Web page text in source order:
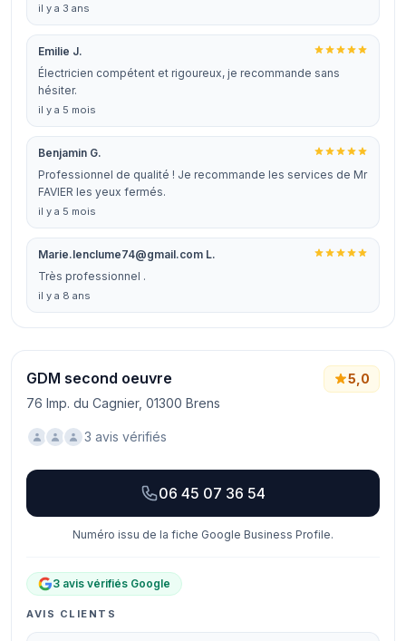
il y a 3 ans
Emilie J.
Électricien compétent et rigoureux, je recommande sans
hésiter.
il y a 5 mois
Benjamin G.
Professionnel de qualité ! Je recommande les services de Mr
FAVIER les yeux fermés.
il y a 5 mois
Marie.lenclume74@gmail.com L.
Très professionnel .
il y a 8 ans
GDM second oeuvre
76 Imp. du Cagnier, 01300 Brens
5,0
3 avis vérifiés
06 45 07 36 54
Numéro issu de la fiche Google Business Profile.
3 avis vérifiés Google
AVIS CLIENTS